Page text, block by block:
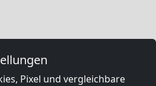
Pixel und vergleichbare